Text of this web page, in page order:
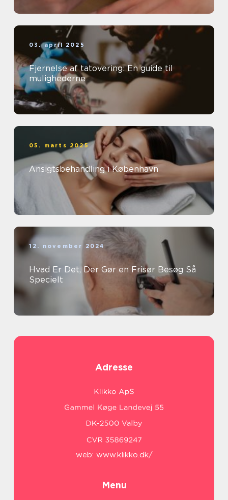
03. april 2025
Fjernelse af tatovering: En guide til
mulighederne
05. marts 2025
Ansigtsbehandling i København
12. november 2024
Hvad Er Det, Der Gør en Frisør Besøg Så
Specielt
Adresse
web: www.klikko.dk/
Menu